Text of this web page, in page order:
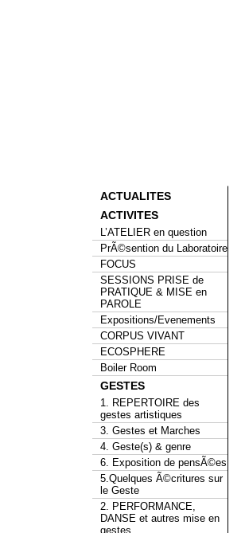
ACTUALITES
ACTIVITES
L’ATELIER en question
PrÃ©sention du Laboratoire
FOCUS
SESSIONS PRISE de
PRATIQUE & MISE en
PAROLE
Expositions/Evenements
CORPUS VIVANT
ECOSPHERE
Boiler Room
GESTES
1. REPERTOIRE des
gestes artistiques
3. Gestes et Marches
4. Geste(s) & genre
6. Exposition de pensÃ©es
5.Quelques Ã©critures sur
le Geste
2. PERFORMANCE,
DANSE et autres mise en
gestes